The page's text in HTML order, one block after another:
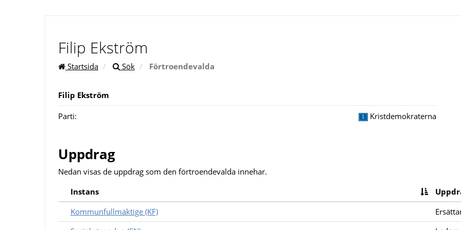
Filip Ekström
Startsida Sök Förtroendevalda
Filip Ekström
Kristdemokraterna
Parti:
Uppdrag
Nedan visas de uppdrag som den förtroendevalda innehar.
Instans
Kommunfullmäktige (KF)